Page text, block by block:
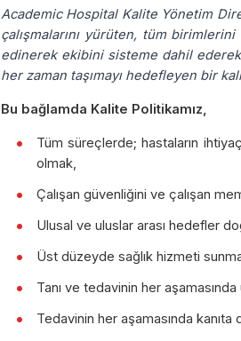
Academic Hospital Kalite Yönetim
çalışmalarını yürüten, tüm
edinerek ekibini sisteme dahil ederek
her zaman taşımayı hedefleyen bir
Bu bağlamda Kalite Politikamız,
Tüm süreçlerde; hastaların
olmak,
Çalışan güvenliğini ve çalışan
Ulusal ve uluslar arası hedefler
Üst düzeyde sağlık hizmeti
Tanı ve tedavinin her
Tedavinin her aşamasında